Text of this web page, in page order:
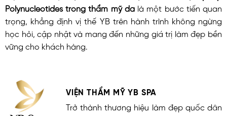
Polynucleotides trong thẩm mỹ dalà một bước tiến quan
trọng, khẳng định vị thế YB trên hành trình không ngừng
học hỏi, cập nhật và mang đến những giá trị làm đẹp bền
vững cho khách hàng.
VIỆN THẨM MỸ YB SPA
Trở thành thương hiệu làm đẹp quốc dân